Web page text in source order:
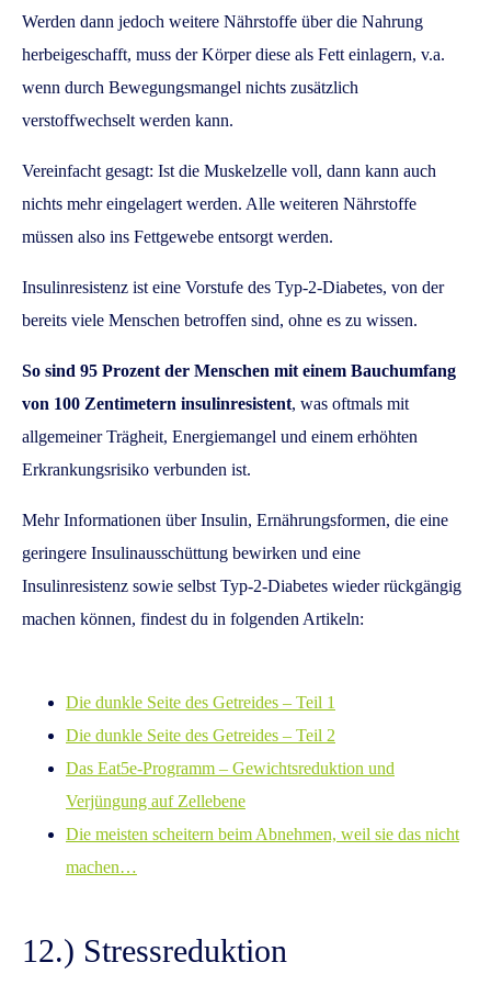
Werden dann jedoch weitere Nährstoffe über die Nahrung
herbeigeschafft, muss der Körper diese als Fett einlagern, v.a.
wenn durch Bewegungsmangel nichts zusätzlich
verstoffwechselt werden kann.
Vereinfacht gesagt: Ist die Muskelzelle voll, dann kann auch
nichts mehr eingelagert werden. Alle weiteren Nährstoffe
müssen also ins Fettgewebe entsorgt werden.
Insulinresistenz ist eine Vorstufe des Typ-2-Diabetes, von der
bereits viele Menschen betroffen sind, ohne es zu wissen.
So sind 95 Prozent der Menschen mit einem Bauchumfang
von 100 Zentimetern insulinresistent, was oftmals mit
allgemeiner Trägheit, Energiemangel und einem erhöhten
Erkrankungsrisiko verbunden ist.
Mehr Informationen über Insulin, Ernährungsformen, die eine
geringere Insulinausschüttung bewirken und eine
Insulinresistenz sowie selbst Typ-2-Diabetes wieder rückgängig
machen können, findest du in folgenden Artikeln:
Die dunkle Seite des Getreides – Teil 1
Die dunkle Seite des Getreides – Teil 2
Das Eat5e-Programm – Gewichtsreduktion und
Verjüngung auf Zellebene
Die meisten scheitern beim Abnehmen, weil sie das nicht
machen…
12.) Stressreduktion